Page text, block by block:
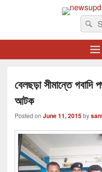
The one & only exceptional
for:
বেলছড়া সীমান্তে গবাদি
আটক
Posted on June 11, 2015by